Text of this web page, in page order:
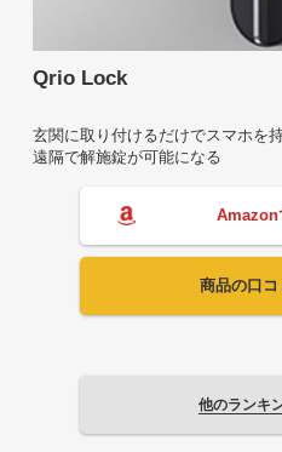
Qrio Lock
玄関に取り付けるだけでスマホを
遠隔で解施錠が可能になる
Amazon
商品の口コ
他のランキ